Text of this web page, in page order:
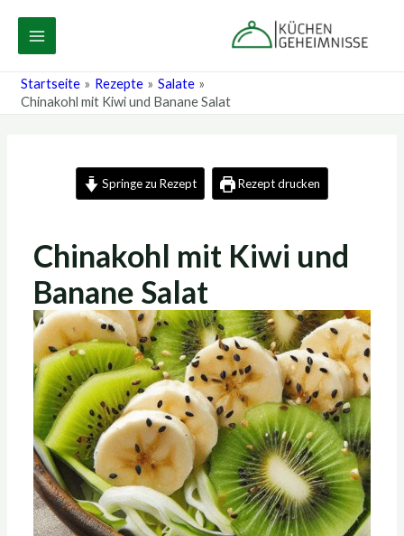
Inhalt
MAIN
MENU
Startseite Rezepte
Salate
Chinakohl mit Kiwi und Banane Salat
Springe zu Rezept Rezept drucken
Chinakohl mit Kiwi und
Banane Salat